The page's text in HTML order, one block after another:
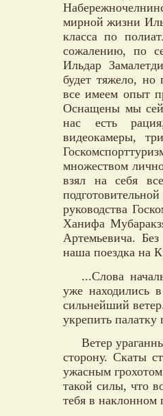
мирной жизни
класса по
сожалению, по
Ильдар
будет тяжело,
все имеем опыт
Оснащены мы
нас есть
видеокамеры,
множеством
взял на себя
руководства
Ханифа
Артемьевича.
наша поездка на
...Слова
уже находились
сильнейший
укрепить
Ветер
сторону. Скаты
ужасным
такой силы, что
тебя в наклонном